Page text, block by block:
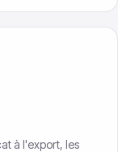
à l'export, les